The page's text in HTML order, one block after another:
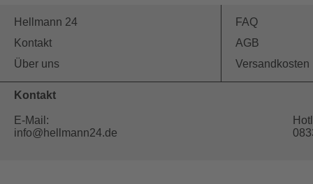
Hellmann 24
Kontakt
Über uns
FAQ
AGB
Versandkosten
Kontakt
E-Mail:
info@hellmann24.de